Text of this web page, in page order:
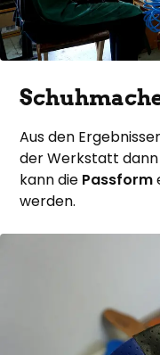
Aus den
der Werkstatt
kann die Passform
werden.